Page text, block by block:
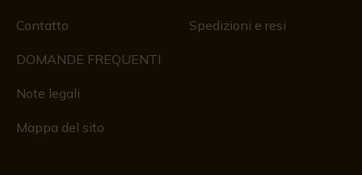
Contatto
DOMANDE FREQUENTI
Note legali
Mappa del sito
Spedizioni e resi